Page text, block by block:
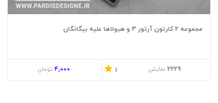
مجموعه 2 کارتون آرتور 3 و هیولاها علیه بیگانگان
2229 نمایش 1
4,000 تومان